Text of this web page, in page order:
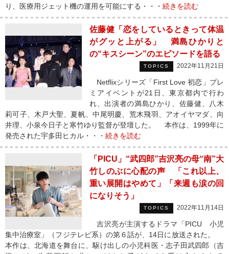
り、医療用ジェット機の運用を可能にする・・・ 続きを読む
佐藤健「恋をしているときって体温
がグッと上がる」 満島ひかりと
の“キスシーン”のエピソードを語る
TOPICS 2022年11月21日
Netflixシリーズ「First Love 初恋」プレ
ミアイベントが21日、東京都内で行わ
れ、出演者の満島ひかり、佐藤健、八木
莉可子、木戸大聖、夏帆、中尾明慶、荒木飛羽、アオイヤマダ、向
井理、小泉今日子と寒竹ゆり監督が登壇した。 本作は、1999年に
発売された宇多田ヒカル・・・ 続きを読む
「PICU」“武四郎”吉沢亮の母“南”大
竹しのぶに心配の声 「これ以上、
重い展開はやめて」「来週も涙の回
になりそう」
TOPICS 2022年11月14日
吉沢亮が主演するドラマ「PICU 小児
集中治療室」（フジテレビ系）の第６話が、14日に放送された。
本作は、北海道を舞台に、駆け出しの小児科医・志子田武四郎（吉